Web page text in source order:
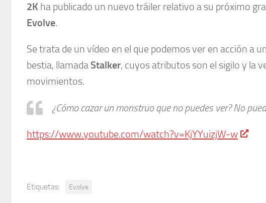
2K ha publicado un nuevo tráiler relativo a su próximo
Evolve.
Se trata de un vídeo en el que podemos ver en acción a
bestia, llamada Stalker, cuyos atributos son el sigilo y la
movimientos.
¿Cómo cazar un monstruo que no puedes ver? No
https://www.youtube.com/watch?v=KjYYuizjW-w
Etiquetas: Evolve